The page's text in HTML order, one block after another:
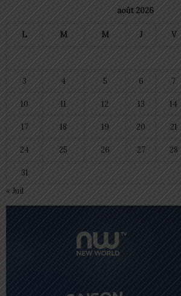
août 2026
L M M J V
3 4 5 6 7
10 11 12 13 14
17 18 19 20 21
24 25 26 27 28
31
« Juil